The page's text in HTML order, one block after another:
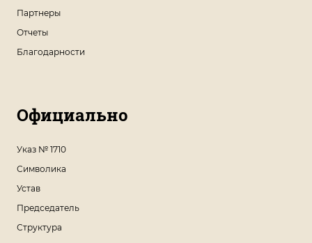
Партнеры
Отчеты
Благодарности
Официально
Указ № 1710
Символика
Устав
Председатель
Структура